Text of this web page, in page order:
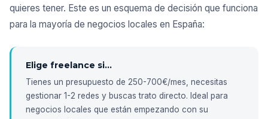
quieres tener. Este es un esquema de decisión que funciona
para la mayoría de negocios locales en España:
Elige freelance si...
Tienes un presupuesto de 250-700€/mes, necesitas
gestionar 1-2 redes y buscas trato directo. Ideal para
negocios locales que están empezando con su